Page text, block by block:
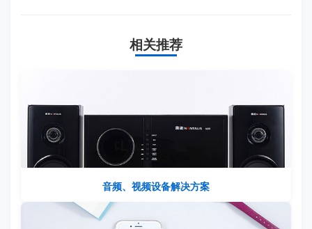
相关推荐
音频、视频设备解决方案